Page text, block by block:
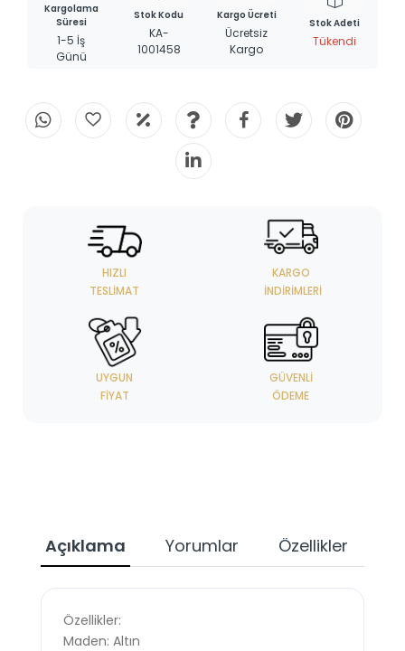
Kargolama
Süresi
1-5 İş
Günü
Stok Kodu
KA-
1001458
Kargo Ücreti
Ücretsiz
Kargo
Stok Adeti
Tükendi
HIZLI
TESLIMAT
KARGO
İNDIRIMLERI
UYGUN
FIYAT
GÜVENLI
ÖDEME
Açıklama Yorumlar Özellikler
Özellikler:
Maden: Altın